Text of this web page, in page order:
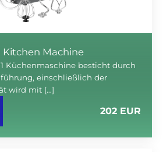
Kitchen Machine
Küchenmaschine besticht durch
einschließlich der
wird mit […]
202 EUR